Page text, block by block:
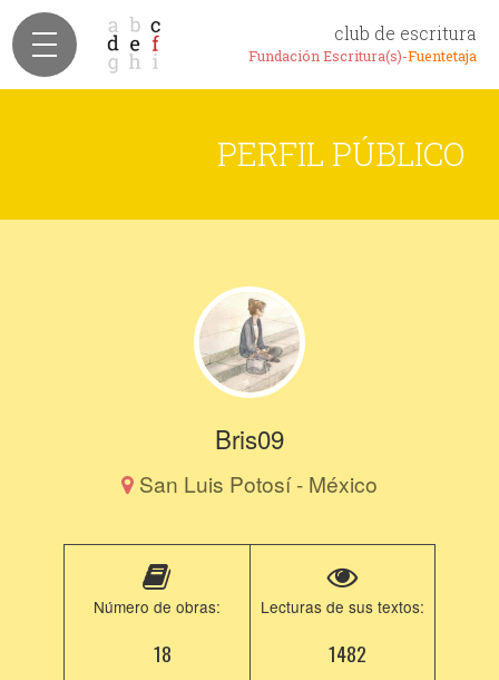
club de escritura
Fundación Escritura(s)-Fuentetaja
PERFIL PÚBLICO
Bris09
San Luis Potosí - México
Número de obras:
18
Lecturas de sus textos:
1482